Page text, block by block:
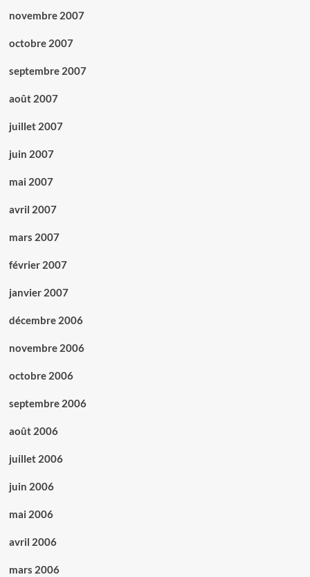
novembre 2007
octobre 2007
septembre 2007
août 2007
juillet 2007
juin 2007
mai 2007
avril 2007
mars 2007
février 2007
janvier 2007
décembre 2006
novembre 2006
octobre 2006
septembre 2006
août 2006
juillet 2006
juin 2006
mai 2006
avril 2006
mars 2006